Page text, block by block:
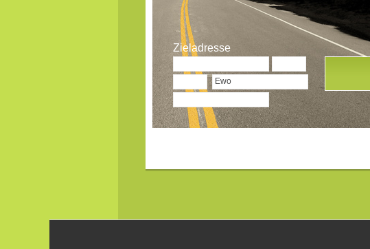
Zieladresse